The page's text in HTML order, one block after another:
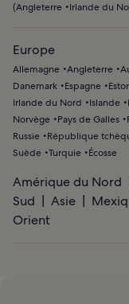
(Angleterre Irlande du
Europe
Allemagne Angleterre
Danemark
Espagne
Irlande du Nord
Islande
Norvège
Pays de Galles
Russie
République
Suède Turquie Écosse
Amérique du Nord
Sud
Asie
Orient